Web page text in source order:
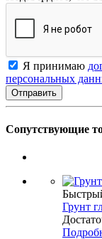
Я принимаю
персональных
Сопутствующие
Грунт